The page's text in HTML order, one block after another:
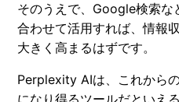
そのうえで、Google検索な
合わせて活用すれば、情報
大きく高まるはずです。
Perplexity AIは、これから